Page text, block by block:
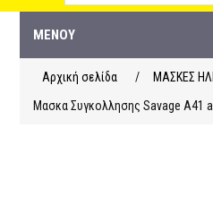
ΜΕΝΟΎ
Αρχική σελίδα / ΜΑΣΚΕΣ
Μασκα Συγκολλησης Savage A41